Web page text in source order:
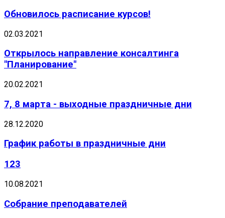
Обновилось расписание курсов!
02.03.2021
Открылось направление консалтинга
"Планирование"
20.02.2021
7, 8 марта - выходные праздничные дни
28.12.2020
График работы в праздничные дни
123
10.08.2021
Собрание преподавателей